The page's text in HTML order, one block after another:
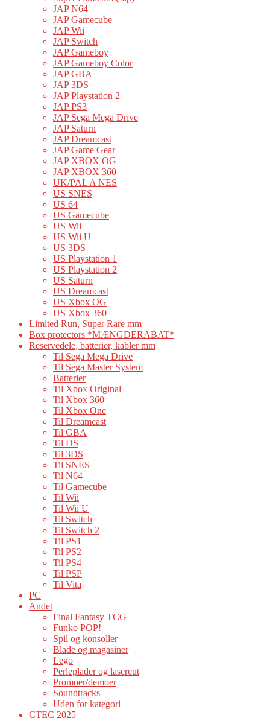
JAP N64
JAP Gamecube
JAP Wii
JAP Switch
JAP Gameboy
JAP Gameboy Color
JAP GBA
JAP 3DS
JAP Playstation 2
JAP PS3
JAP Sega Mega Drive
JAP Saturn
JAP Dreamcast
JAP Game Gear
JAP XBOX OG
JAP XBOX 360
UK/PAL A NES
US SNES
US 64
US Gamecube
US Wii
US Wii U
US 3DS
US Playstation 1
US Playstation 2
US Saturn
US Dreamcast
US Xbox OG
US Xbox 360
Limited Run, Super Rare mm
Box protectors *MÆNGDERABAT*
Reservedele, batterier, kabler mm
Til Sega Mega Drive
Til Sega Master System
Batterier
Til Xbox Original
Til Xbox 360
Til Xbox One
Til Dreamcast
Til GBA
Til DS
Til 3DS
Til SNES
Til N64
Til Gamecube
Til Wii
Til Wii U
Til Switch
Til Switch 2
Til PS1
Til PS2
Til PS4
Til PSP
Til Vita
PC
Andet
Final Fantasy TCG
Funko POP!
Spil og konsoller
Blade og magasiner
Lego
Perleplader og lasercut
Promoer/demoer
Soundtracks
Uden for kategori
CTEC 2025